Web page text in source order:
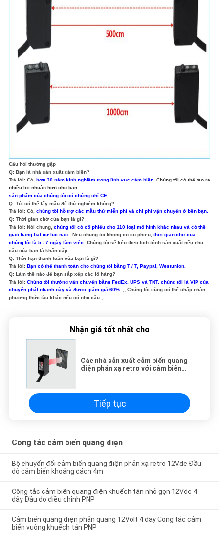
Câu hỏi thường gặp
Q: Bạn là nhà sản xuất cảm biến?
Trả lời: Có, hơn 30 năm kinh nghiệm trong lĩnh vực cảm biến. Chúng tôi có thể tạo ra
nhiều lợi nhuận hơn cho bạn.
sản phẩm của chúng tôi có chứng chỉ CE.
Q: Tôi có thể lấy mẫu để thử nghiệm không?
Trả lời: Có, chúng tôi hỗ trợ các mẫu thử miễn phí và chi phí vận chuyển ở bên bạn.
Q: Thời gian chờ của bạn là gì?
Trả lời: Nói chung, chúng tôi có cổ phiếu cho 110 loại mô hình khác nhau và có thể
giao hàng bất cứ lúc nào. Nếu chúng tôi không có cổ phiếu, thời gian chờ của
chúng tôi là 5 - 7 ngày làm việc. Chúng tôi sẽ kéo theo lịch trình sản xuất nếu nhu
cầu của bạn là khẩn cấp.
Q: Thời hạn thanh toán của bạn là gì?
Trả lời: Bạn có thể thanh toán cho chúng tôi bằng T / T, Paypal, Westunion.
Q: Làm thế nào để bạn sắp xếp các lô hàng?
Trả lời: Chúng tôi thường vận chuyển bằng FedEx, UPS và TNT, chúng tôi là VIP của
chuyển phát nhanh này và được giảm giá 60%. ;; Chúng tôi cũng có thể chấp nhận
phương thức tàu khác nếu có nhu cầu.;
Nhận giá tốt nhất cho
Các nhà sản xuất cảm biến quang
điện phản xạ retro với cảm biến
Tiếp tục
Công tắc cảm biến quang điện
Bộ chuyển đổi cảm biến quang điện phản xạ retro 12Vdc Đầu
dò cảm biến khoảng cách 4m
Công tắc cảm biến quang điện khuếch tán nhỏ gọn 12Vdc 4
dây Đầu dò điều chỉnh PNP
Cảm biến quang điện phản quang 12Volt 4 dây Công tắc cảm
biến vuông khuếch tán PNP